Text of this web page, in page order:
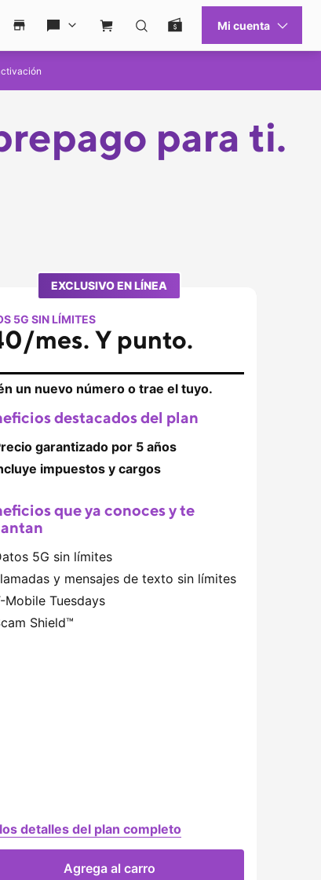
Busca una tienda
Ayuda
Ayuda
Carro de compras
BuscarPago fácil
Mi cuenta
para ti.
EXCLUSIVO EN LÍNEA
5G SIN LÍMITES
mes. Y punto.
un nuevo número o trae el tuyo.
destacados del plan
garantizado por 5 años
impuestos y cargos
que ya conoces y te
5G sin límites
y mensajes de texto sin límites
Mobile Tuesdays
Shield™
detalles del plan completo
Agrega al carro